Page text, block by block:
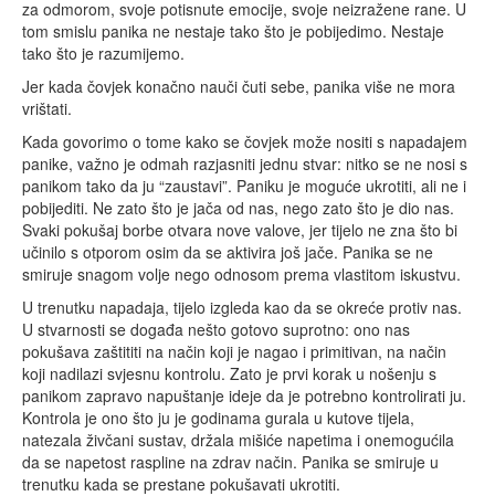
za odmorom, svoje potisnute emocije, svoje neizražene rane. U
tom smislu panika ne nestaje tako što je pobijedimo. Nestaje
tako što je razumijemo.
Jer kada čovjek konačno nauči čuti sebe, panika više ne mora
vrištati.
Kada govorimo o tome kako se čovjek može nositi s napadajem
panike, važno je odmah razjasniti jednu stvar: nitko se ne nosi s
panikom tako da ju “zaustavi”. Paniku je moguće ukrotiti, ali ne i
pobijediti. Ne zato što je jača od nas, nego zato što je dio nas.
Svaki pokušaj borbe otvara nove valove, jer tijelo ne zna što bi
učinilo s otporom osim da se aktivira još jače. Panika se ne
smiruje snagom volje nego odnosom prema vlastitom iskustvu.
U trenutku napadaja, tijelo izgleda kao da se okreće protiv nas.
U stvarnosti se događa nešto gotovo suprotno: ono nas
pokušava zaštititi na način koji je nagao i primitivan, na način
koji nadilazi svjesnu kontrolu. Zato je prvi korak u nošenju s
panikom zapravo napuštanje ideje da je potrebno kontrolirati ju.
Kontrola je ono što ju je godinama gurala u kutove tijela,
natezala živčani sustav, držala mišiće napetima i onemogućila
da se napetost raspline na zdrav način. Panika se smiruje u
trenutku kada se prestane pokušavati ukrotiti.